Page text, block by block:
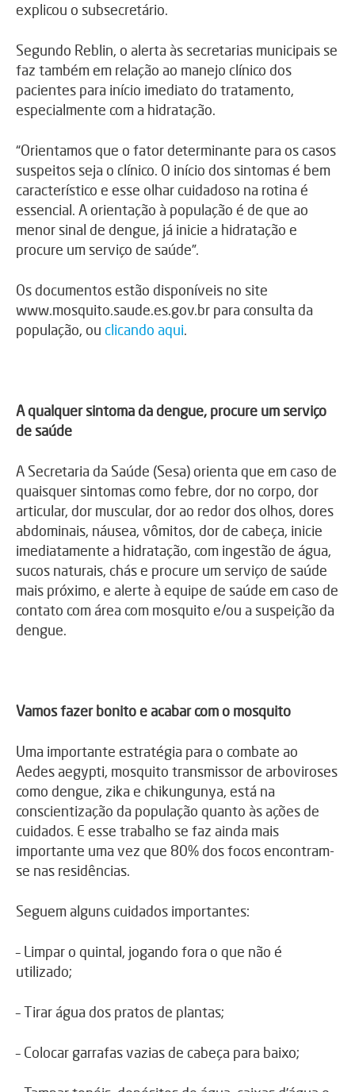
explicou o subsecretário.
Segundo Reblin, o alerta às secretarias municipais se
faz também em relação ao manejo clínico dos
pacientes para início imediato do tratamento,
especialmente com a hidratação.
“Orientamos que o fator determinante para os casos
suspeitos seja o clínico. O início dos sintomas é bem
característico e esse olhar cuidadoso na rotina é
essencial. A orientação à população é de que ao
menor sinal de dengue, já inicie a hidratação e
procure um serviço de saúde”.
Os documentos estão disponíveis no site
www.mosquito.saude.es.gov.br para consulta da
população, ou clicando aqui.
A qualquer sintoma da dengue, procure um serviço
de saúde
A Secretaria da Saúde (Sesa) orienta que em caso de
quaisquer sintomas como febre, dor no corpo, dor
articular, dor muscular, dor ao redor dos olhos, dores
abdominais, náusea, vômitos, dor de cabeça, inicie
imediatamente a hidratação, com ingestão de água,
sucos naturais, chás e procure um serviço de saúde
mais próximo, e alerte à equipe de saúde em caso de
contato com área com mosquito e/ou a suspeição da
dengue.
Vamos fazer bonito e acabar com o mosquito
Uma importante estratégia para o combate ao
Aedes aegypti, mosquito transmissor de arboviroses
como dengue, zika e chikungunya, está na
conscientização da população quanto às ações de
cuidados. E esse trabalho se faz ainda mais
importante uma vez que 80% dos focos encontram-
se nas residências.
Seguem alguns cuidados importantes:
– Limpar o quintal, jogando fora o que não é
utilizado;
– Tirar água dos pratos de plantas;
– Colocar garrafas vazias de cabeça para baixo;